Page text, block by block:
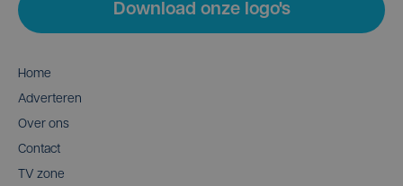
Download onze logo's
Home
Adverteren
Over ons
Contact
TV zone